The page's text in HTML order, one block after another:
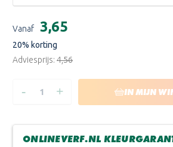
voorraad:
Vanaf €3,65
20% korting
Adviesprijs: €4,56
HOEVEELHEID
SIASPEED
SCHUURPAPIER
- HOEVEELHEID
SIASPEED
SCHUURPAPIER
+ IN MIJN
ONLINEVERF.NL